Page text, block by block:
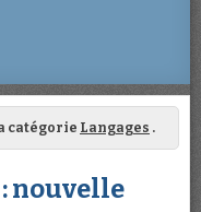
catégorie Langages .
: nouvelle